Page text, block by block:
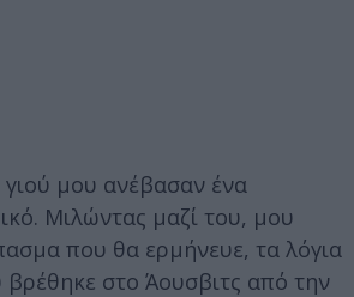
μου ανέβασαν ένα
Μιλώντας μαζί του, μου
που θα ερμήνευε, τα λόγια
στο Άουσβιτς από την